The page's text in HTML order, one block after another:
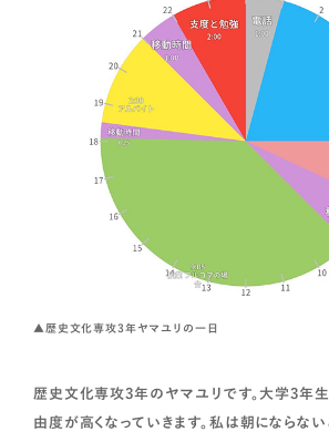
▲歴史文化専攻3年ヤマユリの一日
歴史文化専攻3年のヤマユリです。大学3年生
由度が高くなっていきます。私は朝にならな